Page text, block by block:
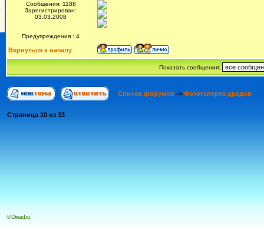
Сообщения: 1188
Зарегистрирован:
03.03.2008
Предупреждения : 4
Вернуться к началу
Показать сообщения:
Список форумов -> Фотогалерея дредов
Страница 10 из 33
© Dread.ru